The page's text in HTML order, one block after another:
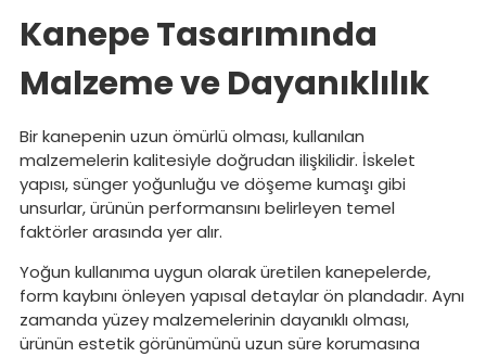
Kanepe Tasarımında
Malzeme ve Dayanıklılık
Bir kanepenin uzun ömürlü olması, kullanılan
malzemelerin kalitesiyle doğrudan ilişkilidir. İskelet
yapısı, sünger yoğunluğu ve döşeme kumaşı gibi
unsurlar, ürünün performansını belirleyen temel
faktörler arasında yer alır.
Yoğun kullanıma uygun olarak üretilen kanepelerde,
form kaybını önleyen yapısal detaylar ön plandadır. Aynı
zamanda yüzey malzemelerinin dayanıklı olması,
ürünün estetik görünümünü uzun süre korumasına